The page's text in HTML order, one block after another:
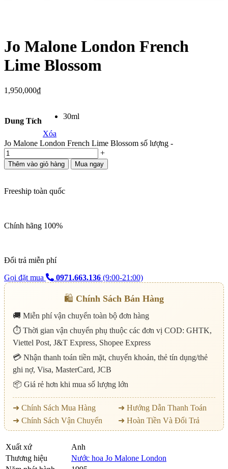
Jo Malone London French
Lime Blossom
1,950,000₫
Dung Tích
30ml
Xóa
Jo Malone London French Lime Blossom số lượng -
+
Thêm vào giỏ hàng Mua ngay
Freeship toàn quốc
Chính hãng 100%
Đổi trả miễn phí
Gọi đặt mua
0971.663.136 (9:00-21:00)
🛍️ Chính Sách Bán Hàng
🚚 Miễn phí vận chuyển toàn bộ đơn hàng
⏱️ Thời gian vận chuyển phụ thuộc các đơn vị COD: GHTK,
Viettel Post, J&T Express, Shopee Express
💳 Nhận thanh toán tiền mặt, chuyển khoản, thẻ tín dụng/thẻ
ghi nợ, Visa, MasterCard, JCB
📦 Giá rẻ hơn khi mua số lượng lớn
➜ Chính Sách Mua Hàng
➜ Hướng Dẫn Thanh Toán
➜ Chính Sách Vận Chuyển
➜ Hoàn Tiền Và Đổi Trả
Xuất xứ
Anh
Thương hiệu
Nước hoa Jo Malone London